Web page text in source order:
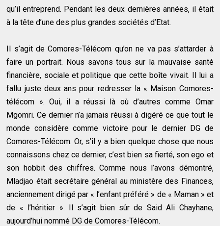
qu’il entreprend. Pendant les deux dernières années, il était
à la tête d’une des plus grandes sociétés d’Etat.
Il s’agit de Comores-Télécom qu’on ne va pas s’attarder à
faire un portrait. Nous savons tous sur la mauvaise santé
financière, sociale et politique que cette boîte vivait. Il lui a
fallu juste deux ans pour redresser la « Maison Comores-
télécom ». Oui, il a réussi là où d’autres comme Omar
Mgomri. Ce dernier n’a jamais réussi à digéré ce que tout le
monde considère comme victoire pour le dernier DG de
Comores-Télécom. Or, s’il y a bien quelque chose que nous
connaissons chez ce dernier, c’est bien sa fierté, son ego et
son hobbit des chiffres. Comme nous l’avons démontré,
Mladjao était secrétaire général au ministère des Finances,
anciennement dirigé par « l’enfant préféré » de « Maman » et
de « l’héritier ». Il s’agit bien sûr de Said Ali Chayhane,
aujourd’hui nommé DG de Comores-Télécom.